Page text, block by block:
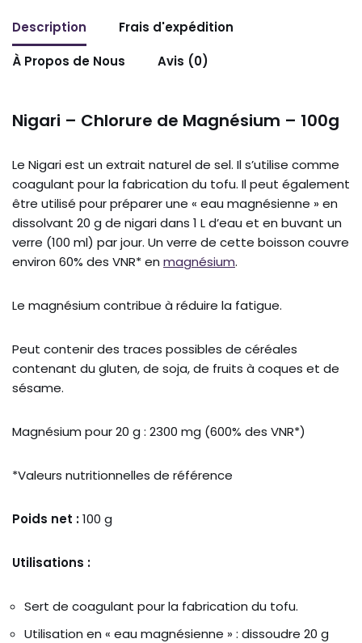
Description
Frais d'expédition
À Propos de Nous
Avis (0)
Nigari – Chlorure de Magnésium – 100g
Le Nigari est un extrait naturel de sel. Il s’utilise comme
coagulant pour la fabrication du tofu. Il peut également
être utilisé pour préparer une « eau magnésienne » en
dissolvant 20 g de nigari dans 1 L d’eau et en buvant un
verre (100 ml) par jour. Un verre de cette boisson couvre
environ 60% des VNR* en magnésium.
Le magnésium contribue à réduire la fatigue.
Peut contenir des traces possibles de céréales
contenant du gluten, de soja, de fruits à coques et de
sésame.
Magnésium pour 20 g : 2300 mg (600% des VNR*)
*Valeurs nutritionnelles de référence
Poids net :100 g
Utilisations :
Sert de coagulant pour la fabrication du tofu.
Utilisation en « eau magnésienne » : dissoudre 20 g